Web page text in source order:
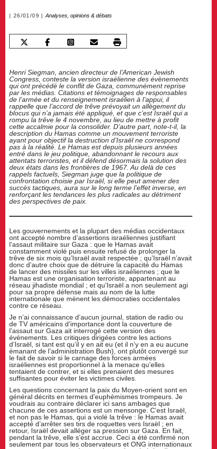
26/01/09 Analyses, opinions & débats
Henri Siegman, ancien directeur de l’American Jewish
Congress, conteste la version israélienne des évènements
qui ont précédé le conflit de Gaza, communément reprise
par les médias. Citations et témoignages de responsables
de l’armée et du renseignement israélien à l’appui, il
rappelle que l’accord de trêve prévoyait un allègement du
blocus qui n’a jamais été appliqué, et que c’est Israël qui a
rompu la trêve le 4 novembre, au lieu de mettre à profit
cette accalmie pour la consolider. D’autre part, note-t-il, la
description du Hamas comme un mouvement terroriste
ayant pour objectif la destruction d’Israël ne correspond
pas à la réalité. Le Hamas est depuis plusieurs années
entré dans le jeu politique, abandonnant le recours aux
attentats terroristes, et il défend désormais la solution des
deux états dans les frontières de 1967. Au delà de ces
rappels factuels, Siegman juge que la politique de
confrontation choisie par Israël, si elle peut amener des
succès tactiques, aura sur le long terme l’effet inverse, en
renforçant les tendances les plus radicales au détriment
des perspectives de paix.
Les gouvernements et la plupart des médias occidentaux
ont accepté nombre d’assertions israéliennes justifiant
l’assaut militaire sur Gaza : que le Hamas avait
constamment violé puis ensuite refusé de prolonger la
trêve de six mois qu’Israël avait respectée ; qu’Israël n’avait
donc d’autre choix que de détruire la capacité du Hamas
de lancer des missiles sur les villes israéliennes ; que le
Hamas est une organisation terroriste, appartenant au
réseau jihadiste mondial ; et qu’Israël a non seulement agi
pour sa propre défense mais au nom de la lutte
internationale que mènent les démocraties occidentales
contre ce réseau.
Je n’ai connaissance d’aucun journal, station de radio ou
de TV américains d’importance dont la couverture de
l’assaut sur Gaza ait interrogé cette version des
événements. Les critiques dirigées contre les actions
d’Israël, si tant est qu’il y en ait eu (et il n’y en a eu aucune
émanant de l’administration Bush), ont plutôt convergé sur
le fait de savoir si le carnage des forces armées
israéliennes est proportionnel à la menace qu’elles
tentaient de contrer, et si elles prenaient des mesures
suffisantes pour éviter les victimes civiles.
Les questions concernant la paix du Moyen-orient sont en
général décrits en termes d’euphémismes trompeurs. Je
voudrais au contraire déclarer ici sans ambages que
chacune de ces assertions est un mensonge. C’est Israël,
et non pas le Hamas, qui a violé la trêve : le Hamas avait
accepté d’arrêter ses tirs de roquettes vers Israël ; en
retour, Israël devait alléger sa pression sur Gaza. En fait,
pendant la trêve, elle s’est accrue. Ceci a été confirmé non
seulement par tous les observateurs et ONG internationaux